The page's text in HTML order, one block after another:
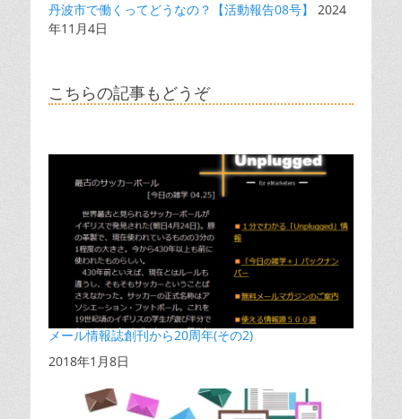
丹波市で働くってどうなの？【活動報告08号】
2024
年11月4日
こちらの記事もどうぞ
メール情報誌創刊から20周年(その2)
日付
2018年1月8日